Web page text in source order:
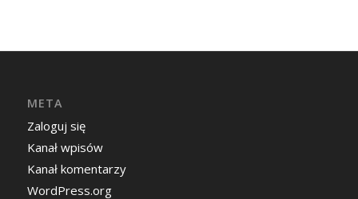
META
Zaloguj się
Kanał wpisów
Kanał komentarzy
WordPress.org